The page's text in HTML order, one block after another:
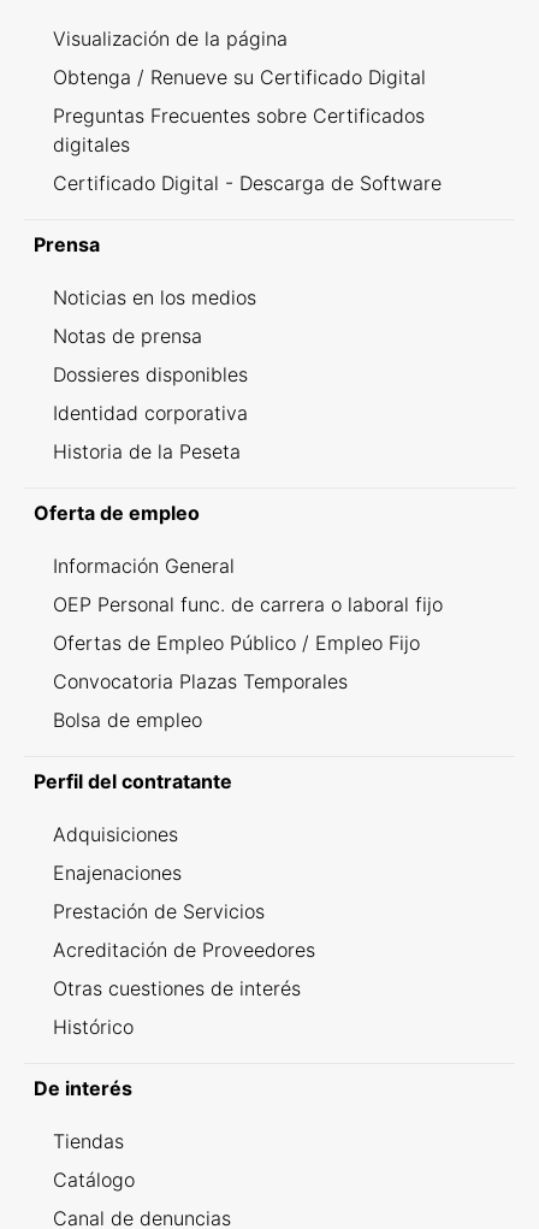
Visualización de la página
Obtenga / Renueve su Certificado Digital
Preguntas Frecuentes sobre Certificados
digitales
Certificado Digital - Descarga de Software
Prensa
Noticias en los medios
Notas de prensa
Dossieres disponibles
Identidad corporativa
Historia de la Peseta
Oferta de empleo
Información General
OEP Personal func. de carrera o laboral fijo
Ofertas de Empleo Público / Empleo Fijo
Convocatoria Plazas Temporales
Bolsa de empleo
Perfil del contratante
Adquisiciones
Enajenaciones
Prestación de Servicios
Acreditación de Proveedores
Otras cuestiones de interés
Histórico
De interés
Tiendas
Catálogo
Canal de denuncias